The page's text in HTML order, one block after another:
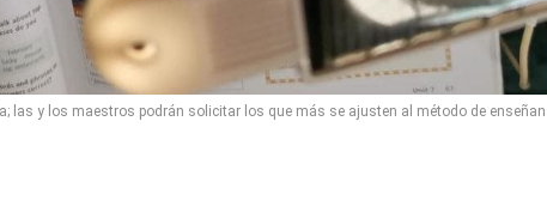
las y los maestros podrán solicitar los que más se ajusten al método de